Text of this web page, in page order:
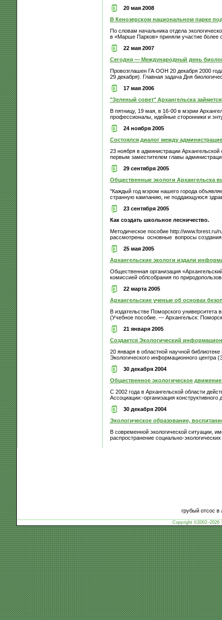
20 мая 2008
В Кенозерском национальном парке
По словам начальника отдела
в «Марше Парков» приняли участие более
22 мая 2007
Сегодня — Международный день
Провозглашен ГА ООН 20 декабря 2000
29 декабря). Главная задача Дня
17 мая 2006
"Зеленый совет" Архангельска
В пятницу, 19 мая, в 16-00 в мэрии
профессионалы, идейные сторонники и
24 ноября 2005
Состоялся диалог между
23 ноября в администрации Архангельской
первым заместителем главы
29 сентября 2005
Общественные экологи Архангельска
"Каждый год мэром нашего города
странную кампанию, не поддающуюся
23 сентября 2005
Как создать школьное лесничество.
Методическое пособие http://
рассмотрены основные вопросы создания
25 мая 2005
Архангельские экологи издали
Общественная организация
комиссией облсобрания по
22 марта 2005
Архангельские ученые об основах
В издательстве Поморского
(Учебное пособие. — Архангельск:
21 января 2005
Создается Экологический
20 января в областной научной
Экологического информационного
30 декабря 2004
Общественное экологическое
С 2002 года в Архангельской области
Ассоциации:-организация
30 декабря 2004
Экологическое образование,
В современной экологической ситуации,
распространение социально-
грубый отсос в
Copyright ©2002–2026